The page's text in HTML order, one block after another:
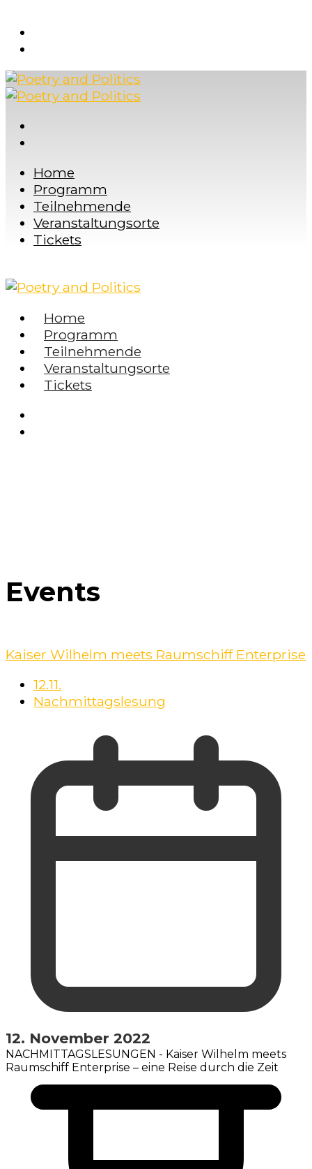
Home
Programm
Teilnehmende
Veranstaltungsorte
Tickets
Home
Programm
Teilnehmende
Veranstaltungsorte
Tickets
Events
Kaiser Wilhelm meets Raumschiff Enterprise
12.11.
Nachmittagslesung
12. November 2022
NACHMITTAGSLESUNGEN - Kaiser Wilhelm meets
Raumschiff Enterprise – eine Reise durch die Zeit